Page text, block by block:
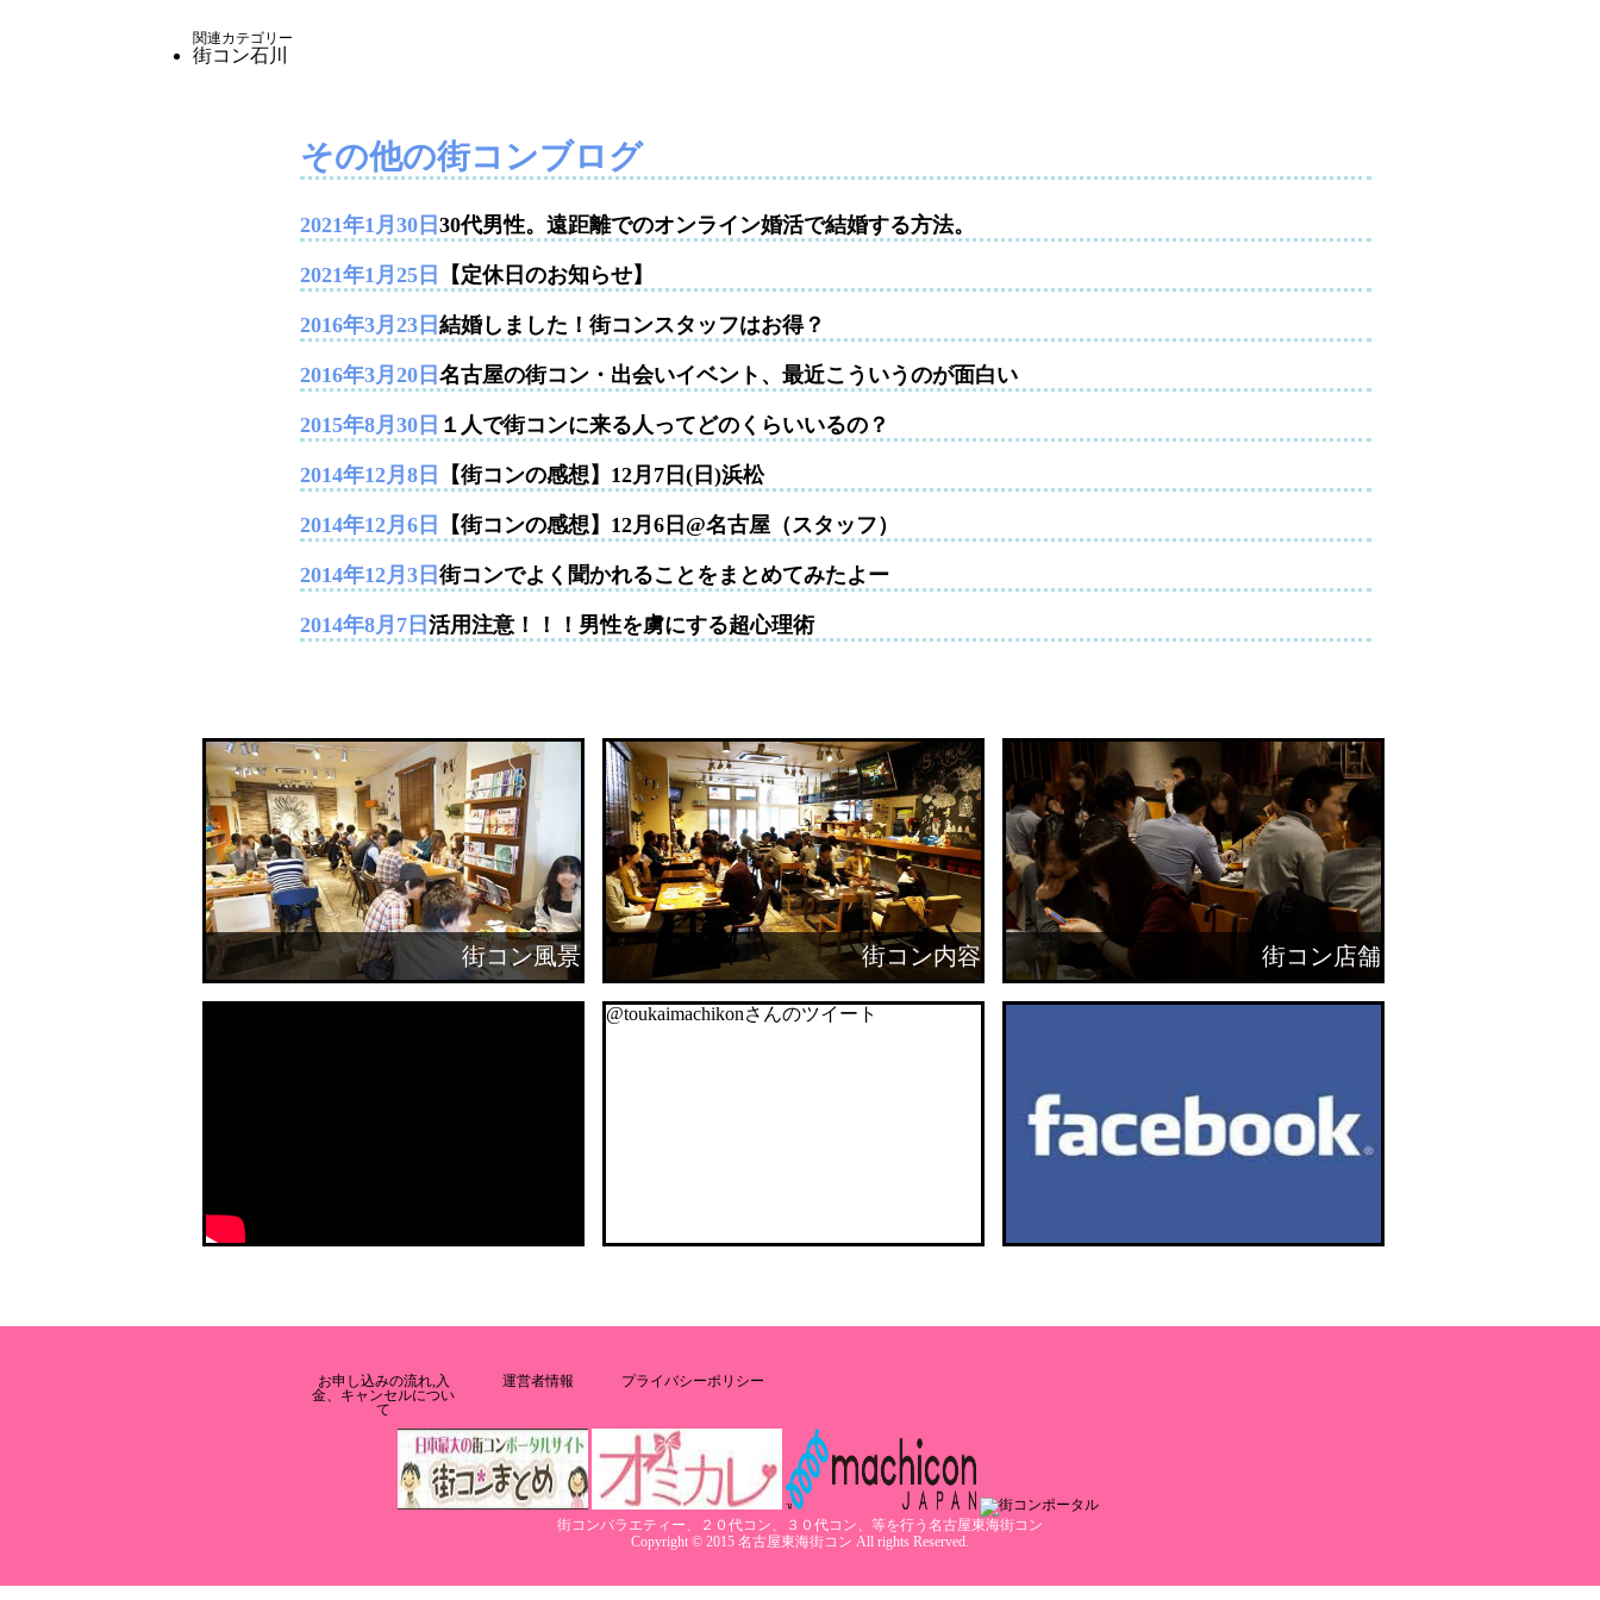
関連カテゴリー
街コン石川
その他の街コンブログ
2021年1月30日 30代男性。遠距離でのオンライン婚活で結婚する方法。
2021年1月25日 【定休日のお知らせ】
2016年3月23日 結婚しました！街コンスタッフはお得？
2016年3月20日 名古屋の街コン・出会いイベント、最近こういうのが面白い
2015年8月30日 １人で街コンに来る人ってどのくらいいるの？
2014年12月8日 【街コンの感想】12月7日(日)浜松
2014年12月6日 【街コンの感想】12月6日@名古屋（スタッフ）
2014年12月3日 街コンでよく聞かれることをまとめてみたよー
2014年8月7日 活用注意！！！男性を虜にする超心理術
街コン風景 街コン内容 街コン店舗
@toukaimachikonさんのツイート
お申し込みの流れ,入
金、キャンセルについ
て
運営者情報 プライバシーポリシー
街コンバラエティー、２０代コン、３０代コン、等を行う名古屋東海街コン
Copyright © 2015 名古屋東海街コン All rights Reserved.